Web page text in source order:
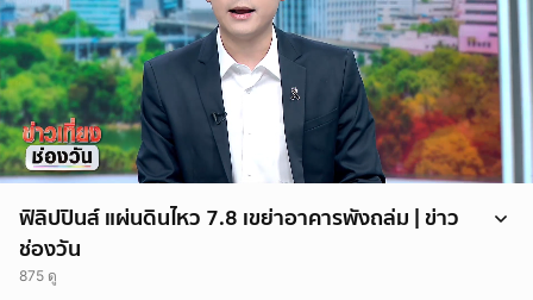
ฟิลิปปินส์ แผ่นดินไหว 7.8 เขย่าอาคารพังถล่ม | ข่าว
ช่องวัน
875 ดู